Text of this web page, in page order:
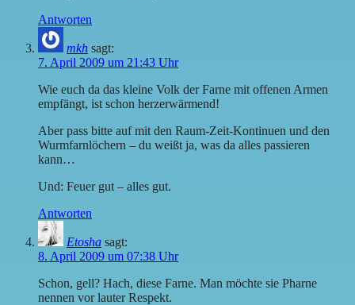
Antworten
mkh sagt:
7. April 2009 um 21:43 Uhr
Wie euch da das kleine Volk der Farne mit offenen Armen
empfängt, ist schon herzerwärmend!
Aber pass bitte auf mit den Raum-Zeit-Kontinuen und den
Wurmfarnlöchern – du weißt ja, was da alles passieren
kann…
Und: Feuer gut – alles gut.
Antworten
Etosha sagt:
8. April 2009 um 07:38 Uhr
Schon, gell? Hach, diese Farne. Man möchte sie Pharne
nennen vor lauter Respekt.